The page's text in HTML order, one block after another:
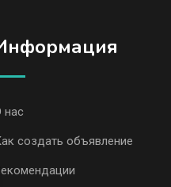
нас
создать объявление